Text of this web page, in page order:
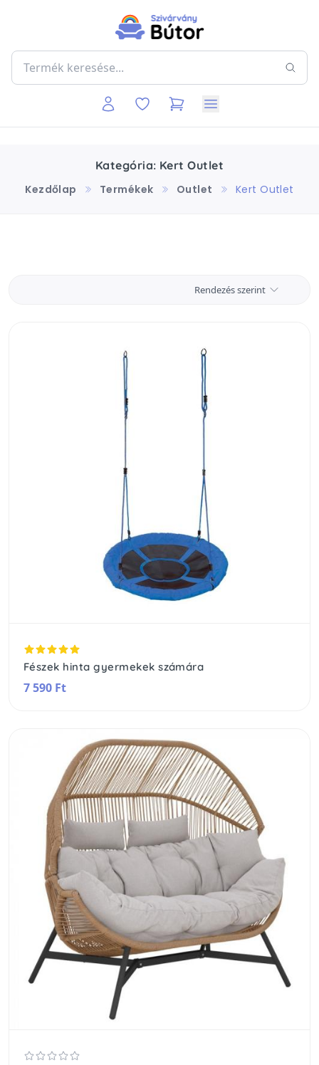
Kategória: Kert Outlet
Kezdőlap
Termékek Outlet Kert Outlet
Rendezés szerint
Fészek hinta gyermekek számára
7 590 Ft